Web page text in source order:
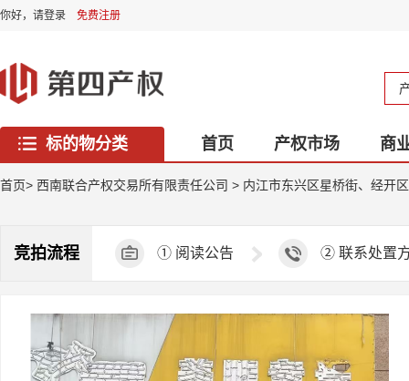
你好， 请登录 免费注册
标的物分类 首页 产权市场
商
西藏专区
首页> 西南联合产权交易所有限责任公司 > 内江市东兴区星桥街、经开
竞拍流程 ① 阅读公告 ② 联系处置